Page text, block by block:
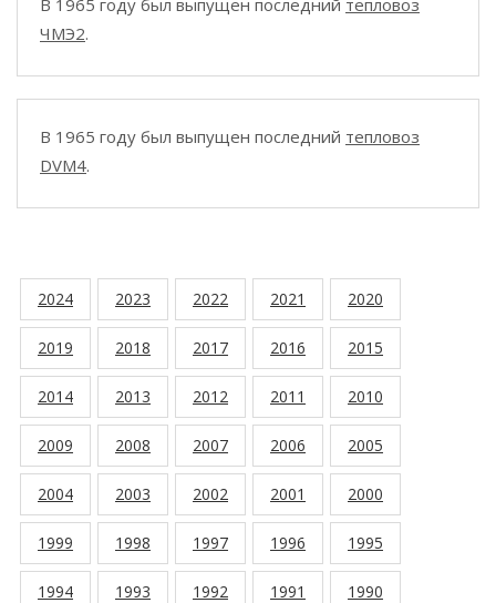
В 1965 году был выпущен последний тепловоз
ЧМЭ2.
В 1965 году был выпущен последний тепловоз
DVM4.
2024 2023 2022 2021 2020
2019 2018 2017 2016 2015
2014 2013 2012 2011 2010
2009 2008 2007 2006 2005
2004 2003 2002 2001 2000
1999 1998 1997 1996 1995
1994 1993 1992 1991 1990